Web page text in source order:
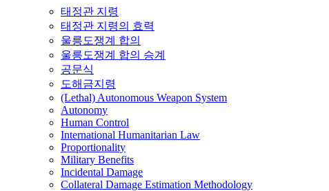
태정관 지령
태정관 지령의 효력
울릉도쟁계 합의
울릉도쟁계 합의 승계
공문식
도해금지령
(Lethal) Autonomous Weapon System
Autonomy
Human Control
International Humanitarian Law
Proportionality
Military Benefits
Incidental Damage
Collateral Damage Estimation Methodology